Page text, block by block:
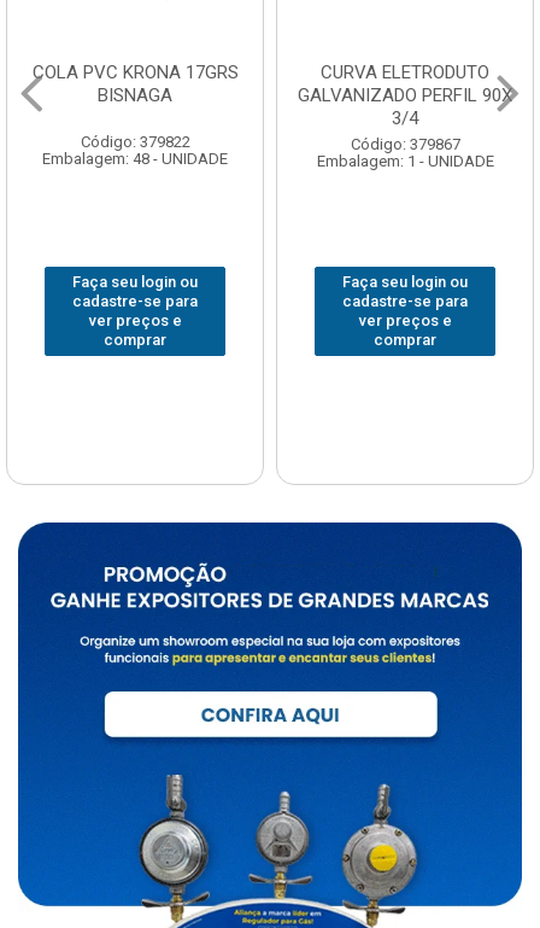
COLA PVC KRONA 17GRS
BISNAGA
Código: 379822
Embalagem: 48 - UNIDADE
Faça seu login ou
cadastre-se para
ver preços e
comprar
CURVA ELETRODUTO
GALVANIZADO PERFIL 90X
3/4
Código: 379867
Embalagem: 1 - UNIDADE
Faça seu login ou
cadastre-se para
ver preços e
comprar